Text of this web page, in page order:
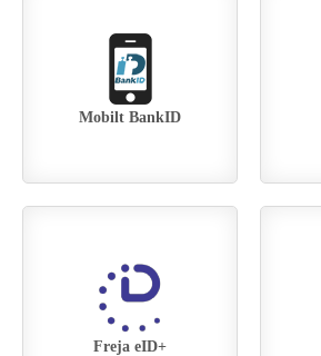
Mobilt BankID
Freja eID+